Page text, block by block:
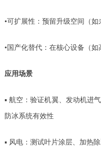
•可扩展性：预留升级空间（
•国产化替代：在核心设备（
应用场景
▪ 航空：验证机翼、发动机进
防冰系统有效性
▪ 风电：测试叶片涂层、加热